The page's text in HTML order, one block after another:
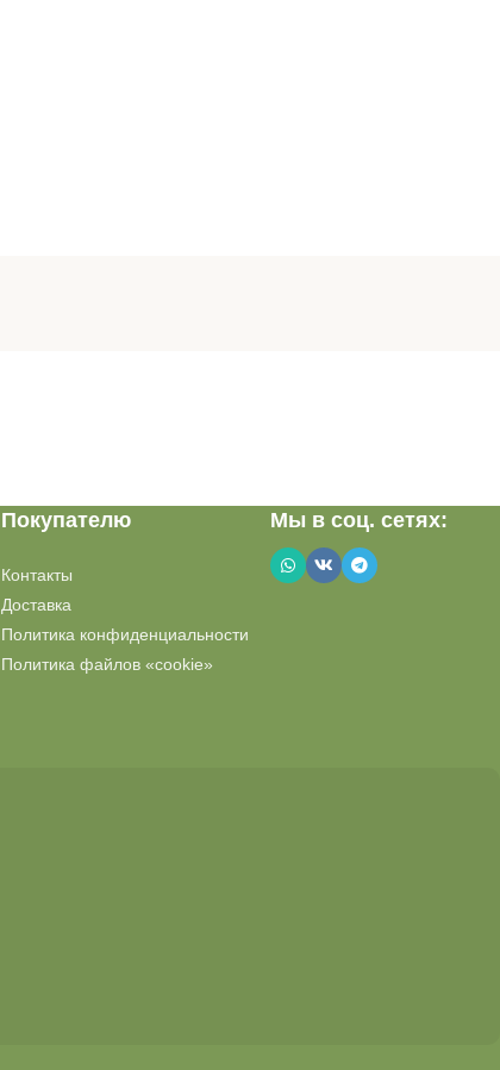
Покупателю
Контакты
Доставка
Политика конфиденциальности
Политика файлов «cookie»
Мы в соц. сетях: